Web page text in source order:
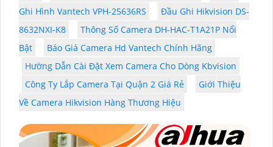
Ghi Hình Vantech VPH-25636RS
Đầu Ghi Hikvision DS-
8632NXI-K8
Thông Số Camera DH-HAC-T1A21P Nổi
Bật
Báo Giá Camera Hd Vantech Chính Hãng
Hường Dẫn Cài Đặt Xem Camera Cho Dòng Kbvision
Công Ty Lắp Camera Tại Quận 2 Giá Rẻ
Giới Thiệu
Về Camera Hikvision Hàng Thương Hiệu